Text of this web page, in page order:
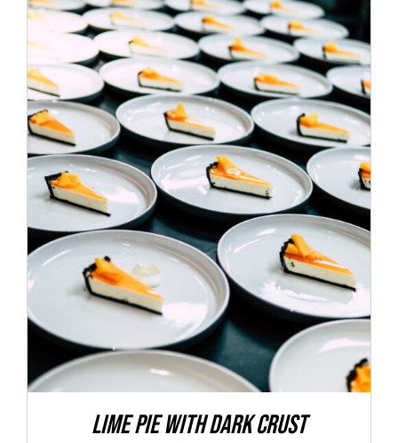
ADD TO CART DÉTAILS
Lime Pie With Dark Crust